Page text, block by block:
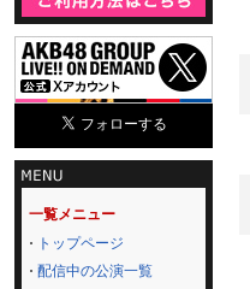
一覧メニュー
トップページ
配信中の公演一覧